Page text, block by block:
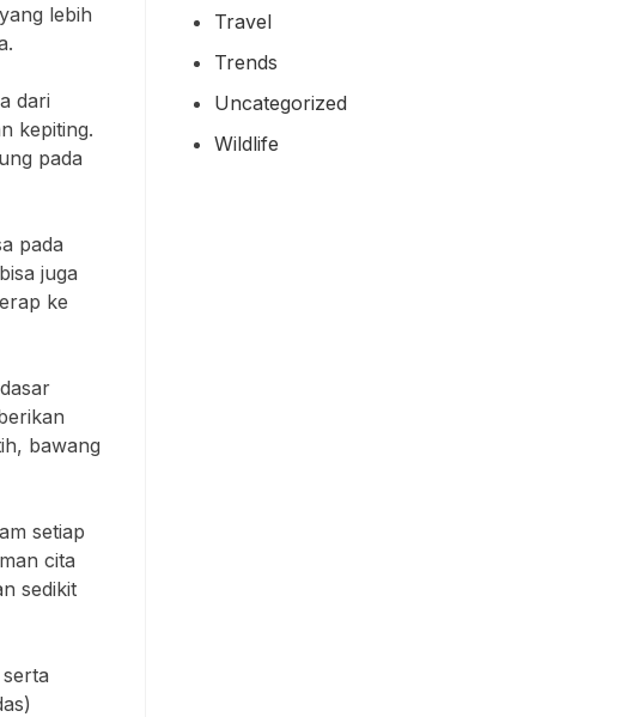
lebih
dari
kepiting.
pada
pada
juga
ke
bawang
setiap
cita
sedikit
Travel
Trends
Uncategorized
Wildlife